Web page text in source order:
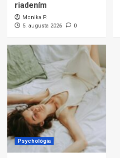
riadením
Monika P.
5. augusta 2026
0
Psychológia